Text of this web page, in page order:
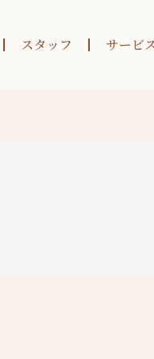
スタッフ サービ